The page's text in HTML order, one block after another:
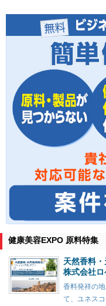
健康美容EXPO 原料特集
天然香料
株式会社
香料発祥の
て、ユネス